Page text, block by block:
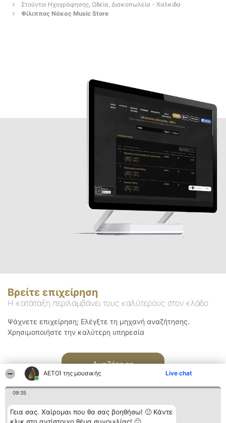
ΑΕΤΟΊ της μουσικής Live chat
09:35
Γεια σας. Χαίρομαι που θα σας βοηθήσω! 🙂 Κάντε
Στούντιο Ηχογράφησης, Ωδεία, Δισκοπωλεία - Χαλκιδα
Φίλιππος Νάκας Music Store
Βρείτε επιχείρηση
Η κατάταξη περιλαμβάνει τους καλύτερους στον κλάδο
Ψάχνετε επιχείρηση; Ελέγξτε τη μηχανή αναζήτησης.
Χρησιμοποιήστε την καλύτερη υπηρεσία
Αναζήτηση